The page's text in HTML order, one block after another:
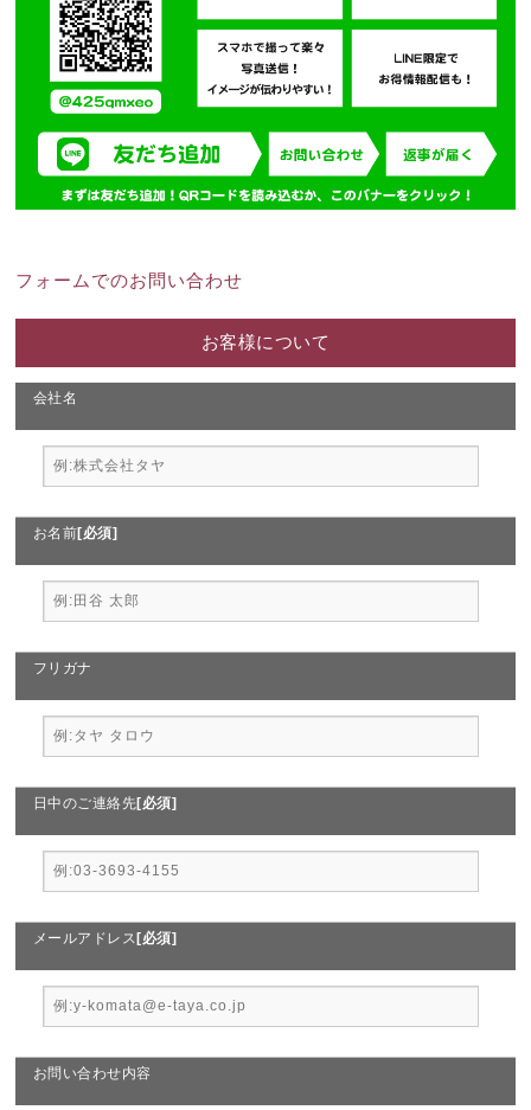
フォームでのお問い合わせ
お客様について
会社名
お名前[必須]
フリガナ
日中のご連絡先[必須]
メールアドレス [必須]
お問い合わせ内容